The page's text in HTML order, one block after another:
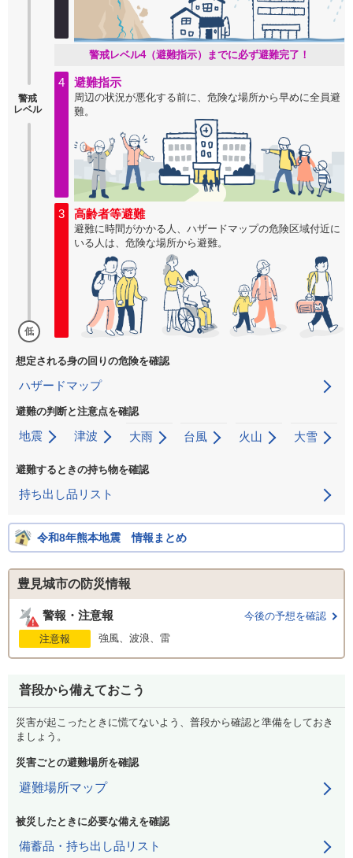
警戒
レベル
警戒レベル4（避難指示）までに必ず避難完了！
4 避難指示
周辺の状況が悪化する前に、危険な場所から早めに全員避
難。
低
3 高齢者等避難
避難に時間がかかる人、ハザードマップの危険区域付近に
いる人は、危険な場所から避難。
想定される身の回りの危険を確認
ハザードマップ
避難の判断と注意点を確認
地震 津波 大雨 台風 火山 大雪
避難するときの持ち物を確認
持ち出し品リスト
令和8年熊本地震 情報まとめ
豊見城市の防災情報
警報・注意報
今後の予想を確認
注意報
強風、波浪、雷
普段から備えておこう
災害が起こったときに慌てないよう、普段から確認と準備をしておき
ましょう。
災害ごとの避難場所を確認
避難場所マップ
被災したときに必要な備えを確認
備蓄品・持ち出し品リスト